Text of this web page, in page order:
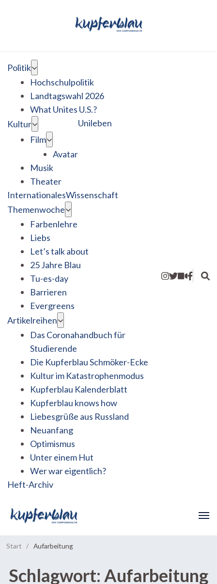
Politik
Hochschulpolitik
Landtagswahl 2026
What Unites U.S.?
Kultur
Film
Avatar
Musik
Theater
Unileben
InternationalesWissenschaft
Themenwoche
Farbenlehre
Liebs
Let’s talk about
25 Jahre Blau
Tu-es-day
Barrieren
Evergreens
Artikelreihen
Das Coronahandbuch für
Studierende
Die Kupferblau Schmöker-Ecke
Kultur im Katastrophenmodus
Kupferblau Kalenderblatt
Kupferblau knows how
Liebesgrüße aus Russland
Neuanfang
Optimismus
Unter einem Hut
Wer war eigentlich?
Heft-Archiv
Start / Aufarbeitung
Schlagwort: Aufarbeitung